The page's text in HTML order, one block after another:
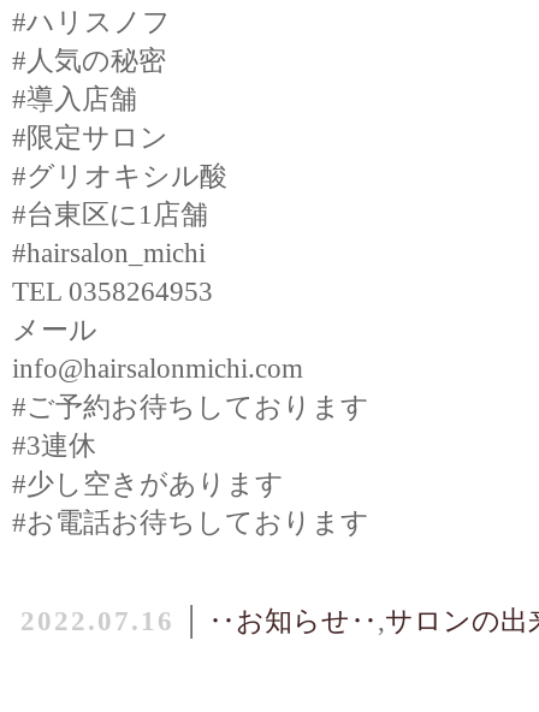
#ハリスノフ
#人気の秘密
#導入店舗
#限定サロン
#グリオキシル酸
#台東区に1店舗
#hairsalon_michi
TEL 0358264953
メール
info@hairsalonmichi.com
#ご予約お待ちしております
#3連休
#少し空きがあります
#お電話お待ちしております
2022.07.16 ‥お知らせ‥ ,サロンの出